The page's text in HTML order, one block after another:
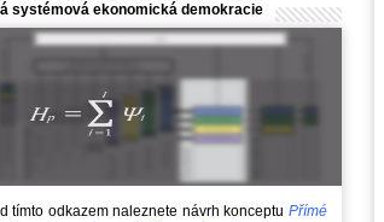
systémová ekonomická demokracie
tímto odkazem naleznete návrh konceptu Přímé